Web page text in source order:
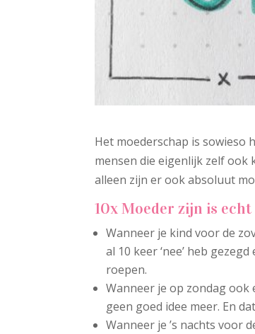
Het moederschap is sowieso
mensen die eigenlijk zelf ook
alleen zijn er ook absoluut
10x Moeder zijn is
Wanneer je kind voor de
al 10 keer ‘nee’ heb
roepen.
Wanneer je op zondag ook
geen goed idee meer. En
Wanneer je ’s nachts voor